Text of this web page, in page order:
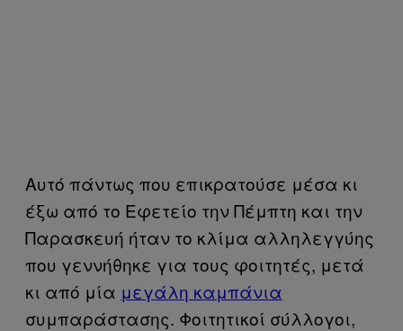
Αυτό πάντως που επικρατούσε μέσα κι
έξω από το Εφετείο την Πέμπτη και την
Παρασκευή ήταν το κλίμα αλληλεγγύης
που γεννήθηκε για τους φοιτητές, μετά
κι από μία μεγάλη καμπάνια
συμπαράστασης. Φοιτητικοί σύλλογοι,